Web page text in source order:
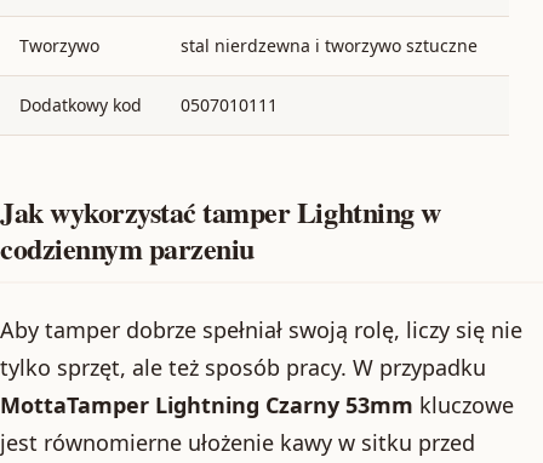
Tworzywo stal nierdzewna i tworzywo sztuczne
Dodatkowy kod 0507010111
Jak wykorzystać tamper Lightning w
codziennym parzeniu
Aby tamper dobrze spełniał swoją rolę, liczy się nie
tylko sprzęt, ale też sposób pracy. W przypadku
MottaTamper Lightning Czarny 53mm kluczowe
jest równomierne ułożenie kawy w sitku przed